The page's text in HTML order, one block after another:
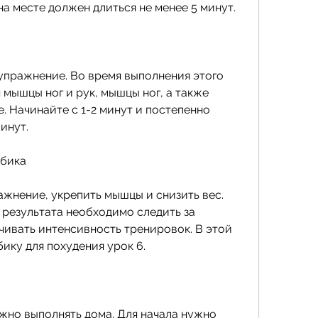
месте должен длиться не менее 5 минут.
Во время выполнения этого
мышцы ног и рук, мышцы ног, а также
Начинайте с 1-2 минут и постепенно
укрепить мышцы и снизить вес.
необходимо следить за
интенсивность тренировок. В этой
для похудения урок 6.
выполнять дома. Для начала нужно